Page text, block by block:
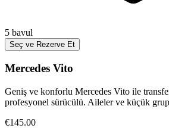
5 bavul
Seç ve Rezerve Et
Mercedes Vito
Geniş ve konforlu Mercedes Vito ile
profesyonel sürücülü. Aileler ve küçük
€145.00